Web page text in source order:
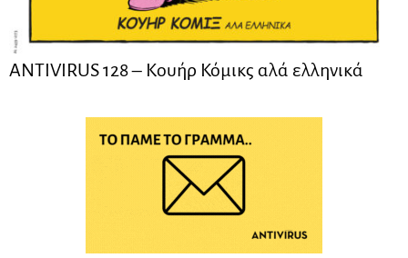
ANTIVIRUS 128 – Kουήρ Κόμικς αλά ελληνικά